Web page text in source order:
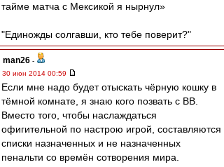
тайме матча с Мексикой я нырнул»
"Единожды солгавши, кто тебе поверит?"
man26 -
30 июн 2014 00:59
Если мне надо будет отыскать чёрную кошку в
тёмной комнате, я знаю кого позвать с ВВ.
Вместо того, чтобы наслаждаться
офигительной по настрою игрой, составляются
списки назначенных и не назначенных
пенальти со времён сотворения мира.